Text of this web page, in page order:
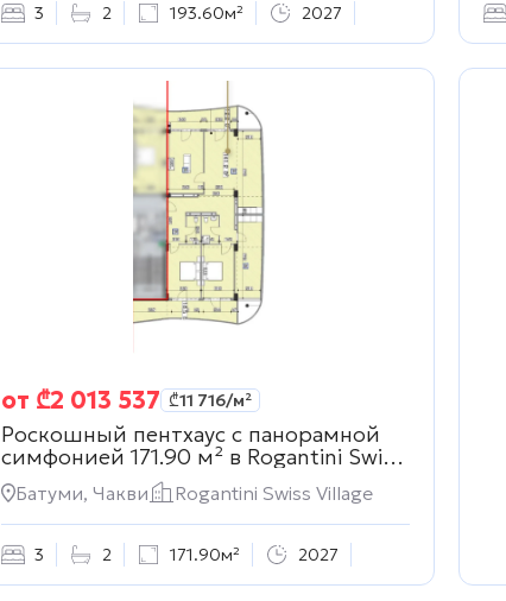
3 2 193.60м² 2027
от ₾2 013 537 ₾11 716/м²
Роскошный пентхаус с панорамной
симфонией 171.90 м² в Rogantini Swiss
Village
Батуми, Чакви Rogantini Swiss Village
3 2 171.90м² 2027